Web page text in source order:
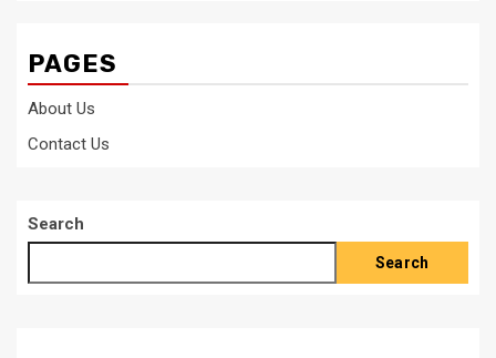
PAGES
About Us
Contact Us
Search
Search